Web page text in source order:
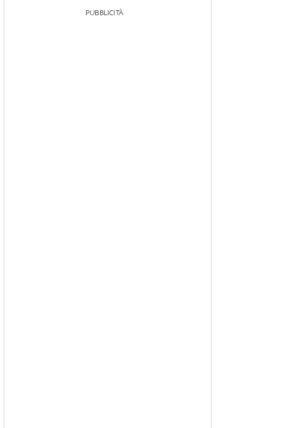
PUBBLICITÀ